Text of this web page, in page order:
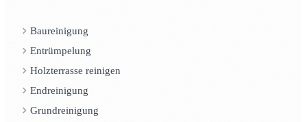
Baureinigung
Entrümpelung
Holzterrasse reinigen
Endreinigung
Grundreinigung